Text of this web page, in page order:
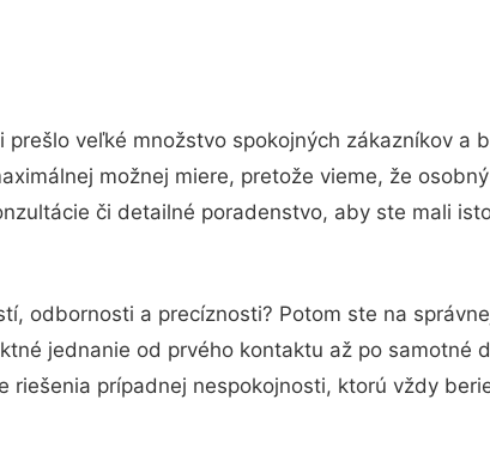
veľké množstvo spokojných zákazníkov a
možnej miere, pretože vieme, že
či detailné poradenstvo, aby ste mali
odbornosti a precíznosti? Potom ste na
jednanie od prvého kontaktu až po samotné
prípadnej nespokojnosti, ktorú vždy